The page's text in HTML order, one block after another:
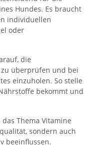
Hundes. Es braucht
individuellen
oder
die
überprüfen und bei
einzuholen. So stelle
bekommt und
Thema Vitamine
sondern auch
beeinflussen.